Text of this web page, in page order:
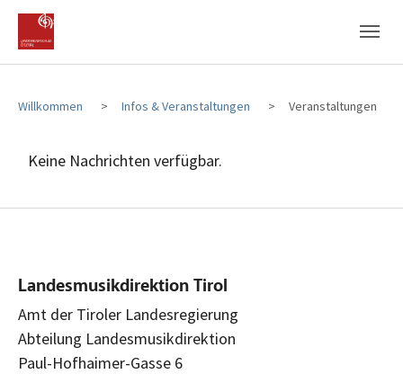
Zum Hauptinhalt
Zum Fußbereich
Willkommen Infos & Veranstaltungen Veranstaltungen
Keine Nachrichten verfügbar.
Landesmusikdirektion Tirol
Amt der Tiroler Landesregierung
Abteilung Landesmusikdirektion
Paul-Hofhaimer-Gasse 6